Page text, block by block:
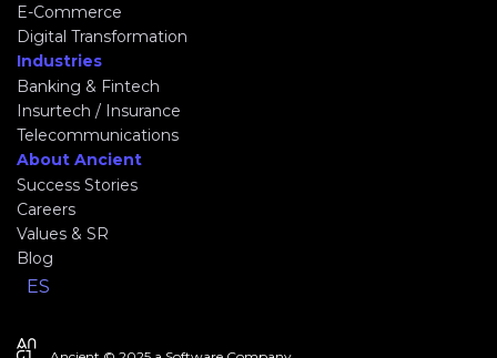
E-Commerce
Digital Transformation
Industries
Banking & Fintech
Insurtech / Insurance
Telecommunications
About Ancient
Success Stories
Careers
Values & SR
Blog
ES